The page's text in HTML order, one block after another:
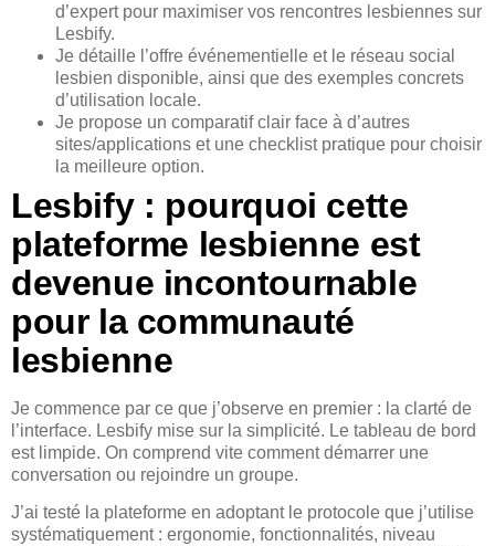
d’expert pour maximiser vos rencontres lesbiennes sur
Lesbify.
Je détaille l’offre événementielle et le réseau social
lesbien disponible, ainsi que des exemples concrets
d’utilisation locale.
Je propose un comparatif clair face à d’autres
sites/applications et une checklist pratique pour choisir
la meilleure option.
Lesbify : pourquoi cette
plateforme lesbienne est
devenue incontournable
pour la communauté
lesbienne
Je commence par ce que j’observe en premier : la clarté de
l’interface. Lesbify mise sur la simplicité. Le tableau de bord
est limpide. On comprend vite comment démarrer une
conversation ou rejoindre un groupe.
J’ai testé la plateforme en adoptant le protocole que j’utilise
systématiquement : ergonomie, fonctionnalités, niveau